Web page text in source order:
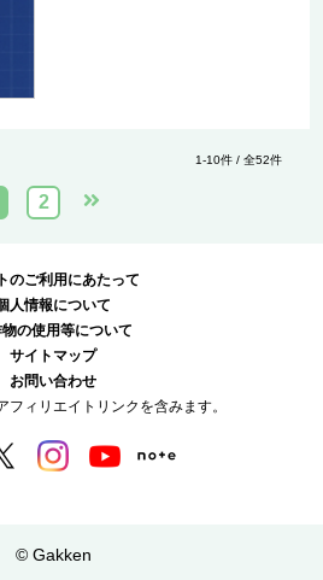
1-10件 / 全52件
2
のご利用にあたって
人情報について
の使用等について
サイトマップ
お問い合わせ
フィリエイトリンクを含みます。
© Gakken